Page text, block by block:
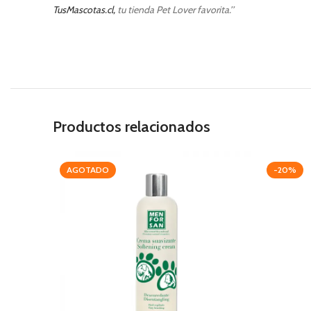
TusMascotas.cl, tu tienda Pet Lover favorita.’’
Productos relacionados
AGOTADO -20%